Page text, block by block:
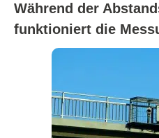
Während der
funktioniert die